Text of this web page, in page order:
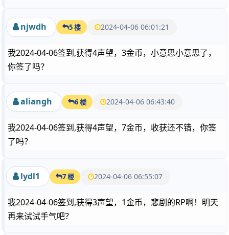
njwdh 5 楼 2024-04-06 06:01:21
我2024-04-06签到,获得4声望，3金币，小意思小意思了，
你签了吗？
aliangh 6 楼 2024-04-06 06:43:40
我2024-04-06签到,获得4声望，7金币，收获还不错，你签
了吗？
lydl1 7 楼 2024-04-06 06:55:07
我2024-04-06签到,获得3声望，1金币，悲剧的RP啊！明天
再来试试手气吧？